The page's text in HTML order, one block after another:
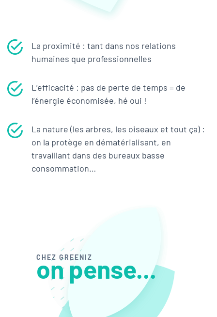
La proximité : tant dans nos relations
humaines que professionnelles
L’efficacité : pas de perte de temps = de
l’énergie économisée, hé oui !
La nature (les arbres, les oiseaux et tout ça) :
on la protège en dématérialisant, en
travaillant dans des bureaux basse
consommation…
CHEZ GREENIZ
on pense...